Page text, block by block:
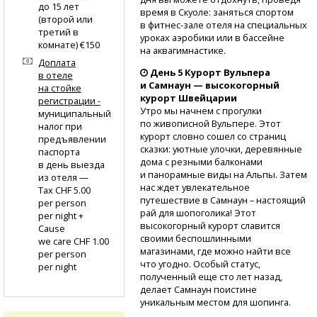
время в Скуоле: заняться спортом
в фитнес-зале отеля на специальных
уроках аэробики или в бассейне
на аквагимнастике.
День 5 Курорт Вульпера
и Самнаун — высокогорный
курорт Швейцарии
Утро мы начнем с прогулки
по живописной Вульпере. Этот
курорт словно сошел со страниц
сказки: уютные улочки, деревянные
дома с резными балконами
и панорамные виды на Альпы. Затем
нас ждет увлекательное
путешествие в Самнаун – настоящий
рай для шопоголика! Этот
высокогорный курорт славится
своими беспошлинными
магазинами, где можно найти все
что угодно. Особый статус,
полученный еще сто лет назад,
делает Самнаун поистине
уникальным местом для шопинга.
до 15 лет
(второй или
третий в
комнате) €150
Доплата
в отеле
на стойке
регистрации -
муниципальный
налог при
предъявлении
паспорта
в день выезда
из отеля —
Tax CHF 5.00
per person
per night +
Cause
we care CHF 1.00
per person
per night